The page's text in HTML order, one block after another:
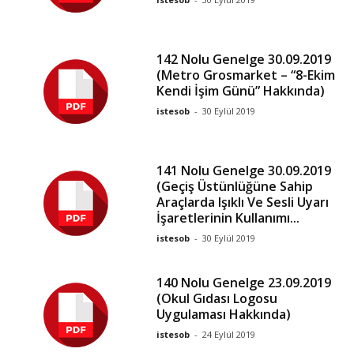
142 Nolu Genelge 30.09.2019
(Metro Grosmarket – “8-Ekim
Kendi İşim Günü” Hakkında)
istesob - 30 Eylül 2019
141 Nolu Genelge 30.09.2019
(Geçiş Üstünlüğüne Sahip
Araçlarda Işıklı Ve Sesli Uyarı
İşaretlerinin Kullanımı...
istesob - 30 Eylül 2019
140 Nolu Genelge 23.09.2019
(Okul Gıdası Logosu
Uygulaması Hakkında)
istesob - 24 Eylül 2019